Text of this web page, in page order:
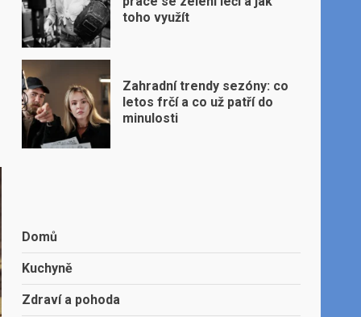
toho využít
Zahradní trendy sezóny: co
letos frčí a co už patří do
minulosti
Domů
Kuchyně
Zdraví a pohoda